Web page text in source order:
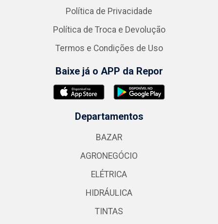
Política de Privacidade
Política de Troca e Devolução
Termos e Condições de Uso
Baixe já o APP da Repor
Departamentos
BAZAR
AGRONEGÓCIO
ELÉTRICA
HIDRÁULICA
TINTAS